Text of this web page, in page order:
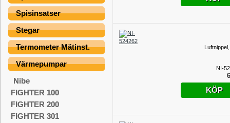
Spisinsatser
Stegar
Termometer Mätinst.
Värmepumpar
Nibe
FIGHTER 100
FIGHTER 200
FIGHTER 301
NI-
KÖP